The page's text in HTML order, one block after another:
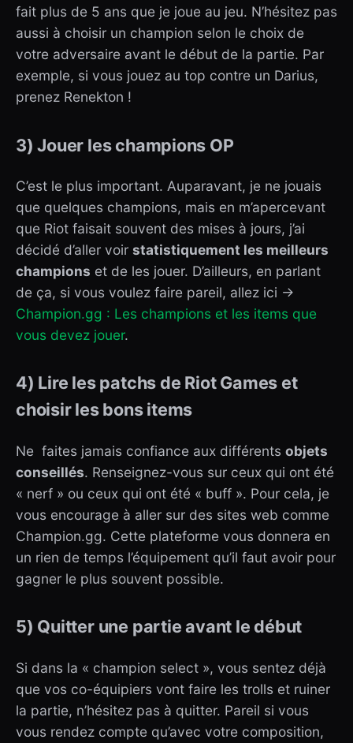
fait plus de 5 ans que je joue au jeu. N’hésitez pas
aussi à choisir un champion selon le choix de
votre adversaire avant le début de la partie. Par
exemple, si vous jouez au top contre un Darius,
prenez Renekton !
3) Jouer les champions OP
C’est le plus important. Auparavant, je ne jouais
que quelques champions, mais en m’apercevant
que Riot faisait souvent des mises à jours, j’ai
décidé d’aller voir statistiquement les meilleurs
champions et de les jouer. D’ailleurs, en parlant
de ça, si vous voulez faire pareil, allez ici →
Champion.gg : Les champions et les items que
vous devez jouer.
4) Lire les patchs de Riot Games et
choisir les bons items
Ne faites jamais confiance aux différents objets
conseillés. Renseignez-vous sur ceux qui ont été
« nerf » ou ceux qui ont été « buff ». Pour cela, je
vous encourage à aller sur des sites web comme
Champion.gg. Cette plateforme vous donnera en
un rien de temps l’équipement qu’il faut avoir pour
gagner le plus souvent possible.
5) Quitter une partie avant le début
Si dans la « champion select », vous sentez déjà
que vos co-équipiers vont faire les trolls et ruiner
la partie, n’hésitez pas à quitter. Pareil si vous
vous rendez compte qu’avec votre composition,